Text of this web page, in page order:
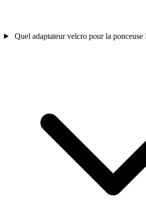
Quel adaptateur velcro pour la ponceuse